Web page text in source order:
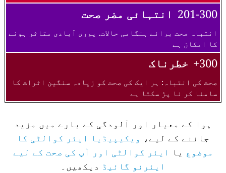
201-300 انتہائی مضر صحت
انتباہ صحت برائے ہنگامی حالات. پوری آبادی متاثر ہونے
کا امکان ہے
300+ خطرناک
صحت کی انتباہ: ہر ایک کی صحت کو زیادہ سنگین اثرات کا
سامنا کر نا پڑ سکتا ہے
ہوا کے معیار اور آلودگی کے بارے میں مزید
جاننے کے لیے، ویکیپیڈیا ایئر کوالٹی کا
موضوع یا
ایئر کوالٹی اور آپ کی صحت کے لیے
ایئرنو گائیڈ دیکھیں۔